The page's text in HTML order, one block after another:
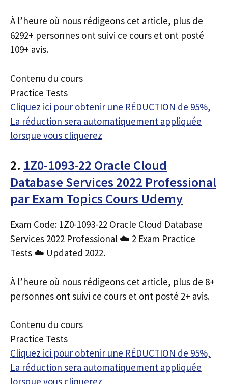
À l’heure où nous rédigeons cet article, plus de
6292+ personnes ont suivi ce cours et ont posté
109+ avis.
Contenu du cours
Practice Tests
Cliquez ici pour obtenir une RÉDUCTION de 95%,
La réduction sera automatiquement appliquée
lorsque vous cliquerez
2. 1Z0-1093-22 Oracle Cloud
Database Services 2022 Professional
par Exam Topics Cours Udemy
Exam Code: 1Z0-1093-22 Oracle Cloud Database
Services 2022 Professional ☁️ 2 Exam Practice
Tests ☁️ Updated 2022.
À l’heure où nous rédigeons cet article, plus de 8+
personnes ont suivi ce cours et ont posté 2+ avis.
Contenu du cours
Practice Tests
Cliquez ici pour obtenir une RÉDUCTION de 95%,
La réduction sera automatiquement appliquée
lorsque vous cliquerez